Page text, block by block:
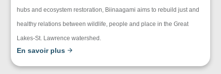
hubs and ecosystem restoration, Biinaagami aims to rebuild just and
healthy relations between wildlife, people and place in the Great
Lakes-St. Lawrence watershed.
En savoir plus